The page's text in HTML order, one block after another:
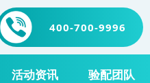
400-700-9996
活动资讯 验配团队